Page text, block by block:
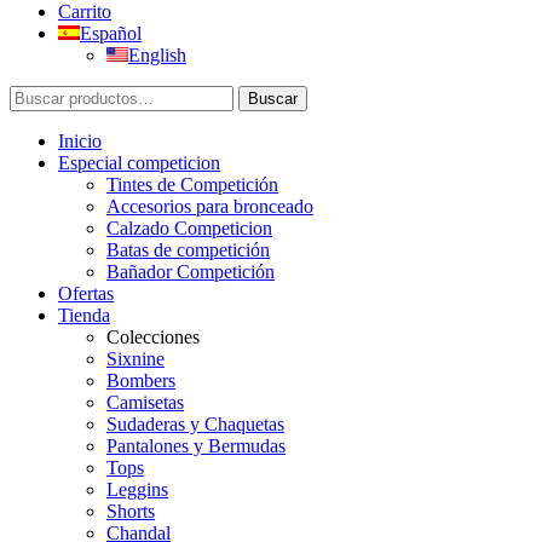
Carrito
Español
English
Buscar
por:
Buscar
Inicio
Especial competicion
Tintes de Competición
Accesorios para bronceado
Calzado Competicion
Batas de competición
Bañador Competición
Ofertas
Tienda
Colecciones
Sixnine
Bombers
Camisetas
Sudaderas y Chaquetas
Pantalones y Bermudas
Tops
Leggins
Shorts
Chandal